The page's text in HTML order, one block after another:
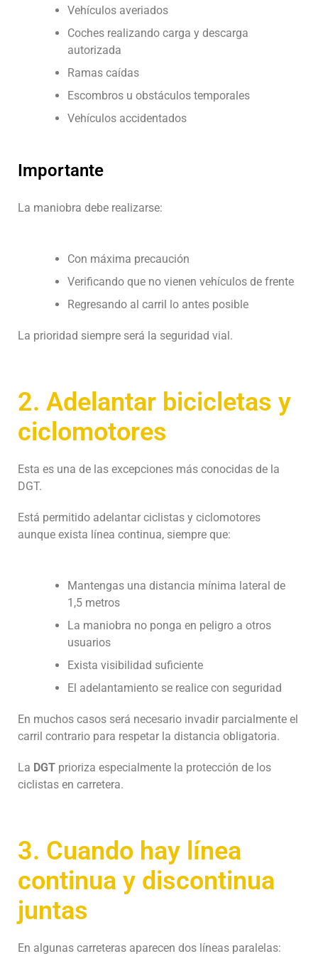
Vehículos averiados
Coches realizando carga y descarga
autorizada
Ramas caídas
Escombros u obstáculos temporales
Vehículos accidentados
Importante
La maniobra debe realizarse:
Con máxima precaución
Verificando que no vienen vehículos de frente
Regresando al carril lo antes posible
La prioridad siempre será la seguridad vial.
2. Adelantar bicicletas y
ciclomotores
Esta es una de las excepciones más conocidas de la
DGT.
Está permitido adelantar ciclistas y ciclomotores
aunque exista línea continua, siempre que:
Mantengas una distancia mínima lateral de
1,5 metros
La maniobra no ponga en peligro a otros
usuarios
Exista visibilidad suficiente
El adelantamiento se realice con seguridad
En muchos casos será necesario invadir parcialmente el
carril contrario para respetar la distancia obligatoria.
La DGT prioriza especialmente la protección de los
ciclistas en carretera.
3. Cuando hay línea
continua y discontinua
juntas
En algunas carreteras aparecen dos líneas paralelas: